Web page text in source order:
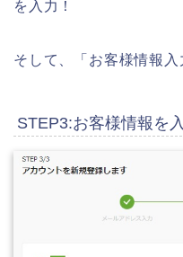
を入力！
そして、「お客様情報入
STEP3:お客様情報を